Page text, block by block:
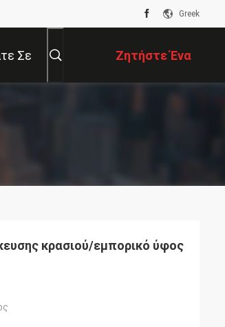
Greek
Σε Ζητήστε Ένα
Απόσπασμα
κρασιού/εμπορικό ύφος